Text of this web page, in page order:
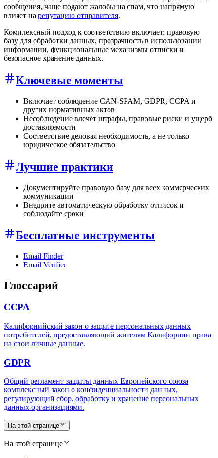
сообщения, чаще подают жалобы на спам, что напрямую
влияет на репутацию отправителя.
Комплексный подход к соответствию включает: правовую
базу для обработки данных, прозрачность в использовании
информации, функциональные механизмы отписки и
безопасное хранение данных.
Ключевые моменты
Включает соблюдение CAN-SPAM, GDPR, CCPA и
других нормативных актов
Несоблюдение влечёт штрафы, правовые риски и ущерб
доставляемости
Соответствие деловая необходимость, а не только
юридическое обязательство
Лучшие практики
Документируйте правовую базу для всех коммерческих
коммуникаций
Внедрите автоматическую обработку отписок и
соблюдайте сроки
Бесплатные инструменты
Email Finder
Email Verifier
Глоссарий
CCPA
Калифорнийский закон о защите персональных данных
потребителей, предоставляющий жителям Калифорнии права
на свои личные данные.
GDPR
Общий регламент защиты данных Европейского союза
комплексный закон о конфиденциальности данных,
регулирующий сбор, обработку и хранение персональных
данных организациями.
На этой странице
На этой странице